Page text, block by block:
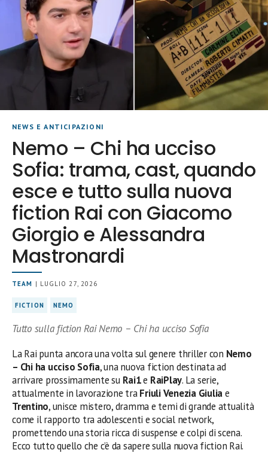
NEWS E ANTICIPAZIONI
Nemo – Chi ha ucciso
Sofia: trama, cast, quando
esce e tutto sulla nuova
fiction Rai con Giacomo
Giorgio e Alessandra
Mastronardi
TEAM | LUGLIO 27, 2026
FICTION NEMO
Tutto sulla fiction Rai Nemo – Chi ha ucciso Sofia
La Rai punta ancora una volta sul genere thriller con Nemo
– Chi ha ucciso Sofia, una nuova fiction destinata ad
arrivare prossimamente su Rai1e RaiPlay. La serie,
attualmente in lavorazione traFriuli Venezia Giuliae
Trentino, unisce mistero, dramma e temi di grande attualità
come il rapporto tra adolescenti e social network,
promettendo una storia ricca di suspense e colpi di scena.
Ecco tutto quello che c’è da sapere sulla nuova fiction Rai.